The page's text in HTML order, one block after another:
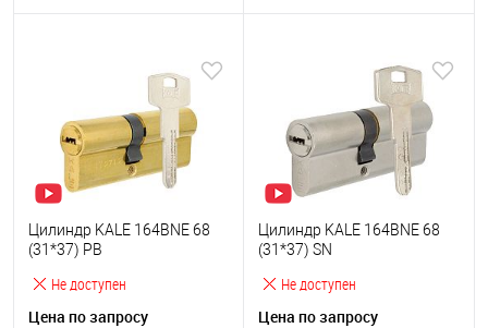
Не доступен
Цилиндр KALE 164BNE 68
(31*37) PB
Цена по запросу
Не доступен
Цилиндр KALE 164BNE 68
(31*37) SN
Цена по запросу